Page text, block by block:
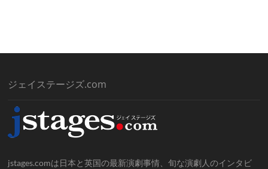
ジェイステージズ.com
jstages.comは日本と英国の最新演劇事情、旬な演劇人のインタビ